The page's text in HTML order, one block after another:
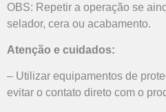
OBS: Repetir a operação se
selador, cera ou acabamento.
Atenção e cuidados:
– Utilizar equipamentos de
evitar o contato direto com o